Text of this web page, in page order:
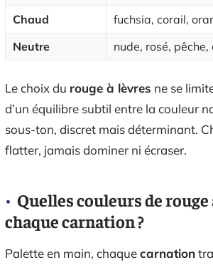
Chaud
fuchsia, corail,
Neutre
nude, rosé,
Le choix du rouge à lèvres ne se
d’un équilibre subtil entre la couleur
sous-ton, discret mais déterminant.
flatter, jamais dominer ni écraser.
Quelles couleurs de
chaque carnation ?
Palette en main, chaquecarnation